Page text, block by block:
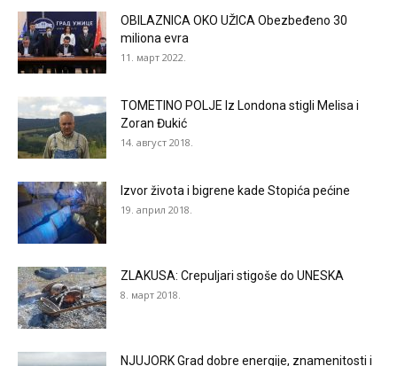
OBILAZNICA OKO UŽICA Obezbeđeno 30
miliona evra
11. март 2022.
TOMETINO POLJE Iz Londona stigli Melisa i
Zoran Đukić
14. август 2018.
Izvor života i bigrene kade Stopića pećine
19. април 2018.
ZLAKUSA: Crepuljari stigoše do UNESKA
8. март 2018.
NJUJORK Grad dobre energije, znamenitosti i